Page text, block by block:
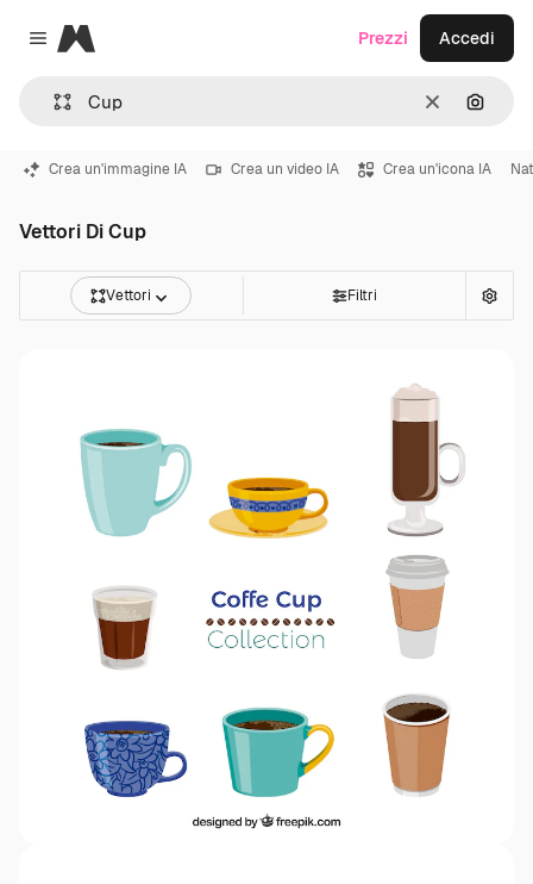
Close menu
Magnific
CancellaCerca
Prezzi Accedi
Crea un'immagine IA Crea un video IA Crea un'icona IA
Vettori Di Cup
Vettori Filtri